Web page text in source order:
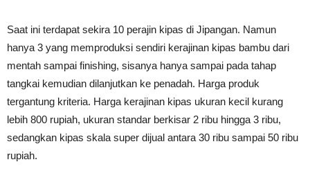
Saat ini terdapat sekira 10 perajin kipas di Jipangan. Namun
hanya 3 yang memproduksi sendiri kerajinan kipas bambu dari
mentah sampai finishing, sisanya hanya sampai pada tahap
tangkai kemudian dilanjutkan ke penadah. Harga produk
tergantung kriteria. Harga kerajinan kipas ukuran kecil kurang
lebih 800 rupiah, ukuran standar berkisar 2 ribu hingga 3 ribu,
sedangkan kipas skala super dijual antara 30 ribu sampai 50 ribu
rupiah.